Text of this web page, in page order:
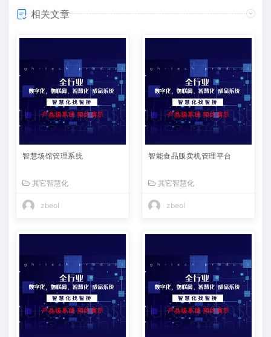
相关文章
智慧场馆管理系统
其它智慧化
zbeol
智能食品贩卖机管理平台
其它智慧化
zbeol